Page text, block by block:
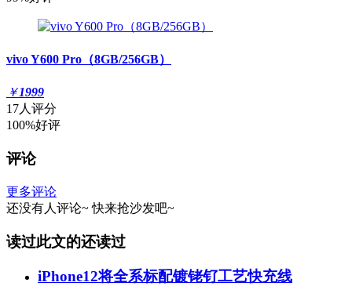
vivo Y600 Pro（8GB/256GB）
￥1999
17人评分
100%好评
评论
更多评论
还没有人评论~ 快来抢沙发吧~
读过此文的还读过
iPhone12将全系标配镀铑钌工艺快充线